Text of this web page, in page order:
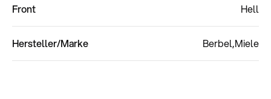
Front Hell
Hersteller/Marke Berbel Miele